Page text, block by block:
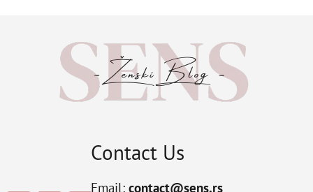
Contact Us
Email: contact@sens.rs